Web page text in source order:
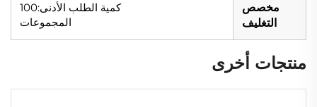
مخصص
التغليف
كمية الطلب الأدنى:100
المجموعات
منتجات أخرى